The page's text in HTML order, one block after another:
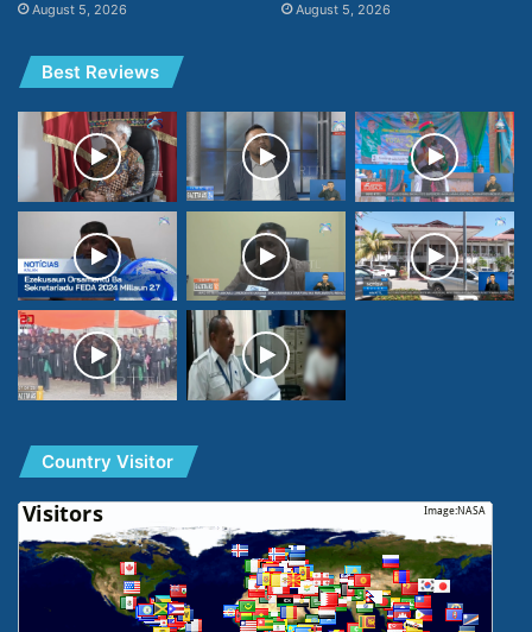
August 5, 2026 August 5, 2026
Best Reviews
Country Visitor